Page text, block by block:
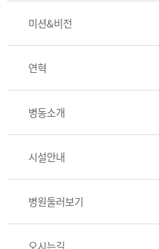
미션&비전
연혁
병동소개
시설안내
병원둘러보기